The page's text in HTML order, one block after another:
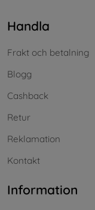
Handla
Frakt och betalning
Blogg
Cashback
Retur
Reklamation
Kontakt
Information